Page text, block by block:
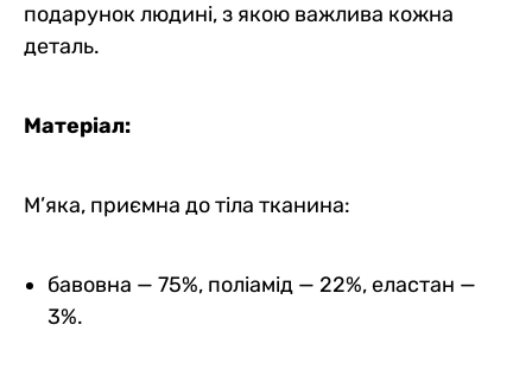
подарунок людині, з якою важлива кожна
деталь.
Матеріал:
М’яка, приємна до тіла тканина:
бавовна — 75%, поліамід — 22%, еластан —
3%.